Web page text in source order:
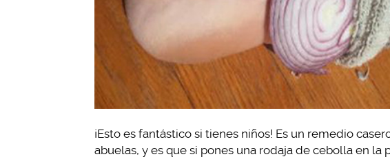
¡Esto es fantástico si tienes niños! Es un remedio
abuelas, y es que si pones una rodaja de cebolla en la